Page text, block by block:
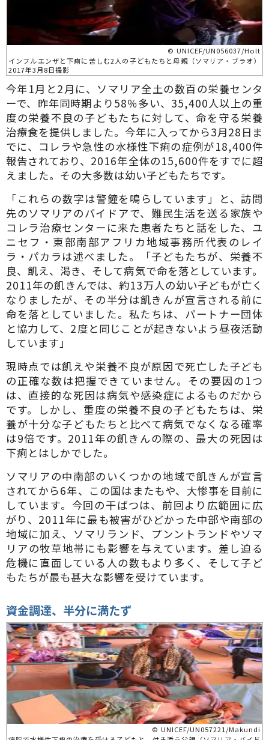
© UNICEF/UN056037/Holt
インフルエンザと下痢に苦しむ2人の子どもたちと母親（ソマリア・ブラオ）
2017年3月8日撮影
今年1月と2月に、ソマリア全土の数百の栄養センタ
ーで、昨年同時期より58％多い、35,400人以上の重
度の栄養不良の子どもたちに対して、命を守る栄養
治療食を提供しました。今年に入ってから3月28日ま
でに、コレラや急性の水様性下痢の症例が18,400件
報告されており、2016年全体の15,600件をすでに超
えました。その大多数は幼い子どもたちです。
「これらの数字は警鐘を鳴らしています」と、訪問
先のソマリアのバイドアで、難民生活を送る家族や
コレラ治療センターに来た患者たちと話をした、ユ
ニセフ・東部南部アフリカ地域事務所代表のレイ
ラ・パカラは述べました。「子どもたちが、栄養不
良、飢え、渇き、そして病気で命を落としています。
2011年の飢きんでは、約13万人の幼い子どもが亡く
なりましたが、その半分は飢きんが宣言される前に
命を落としていました。私たちは、パートナー団体
と協力して、2度と同じことが起きないよう昼夜活動
しています」
現時点では飢えや栄養不良が原因で死亡した子ども
の正確な数は把握できていません。その要因の1つ
は、直接的な死因は病気や感染症によるものだから
です。しかし、重度の栄養不良の子どもたちは、栄
養が十分な子どもたちと比べて病気でなくなる確率
は9倍です。2011年の飢きんの際の、最大の死因は
下痢とはしかでした。
ソマリアの中南部のいくつかの地域で飢きんが宣言
されてから6年、この国はまたもや、大惨事を目前に
しています。今回の干ばつは、前回より広範囲に広
がり、2011年に最も被害がひどかった中部や南部の
地域に加え、ソマリランド、プンントランドやソマ
リアの牧草地帯にも影響を与えています。差し迫る
危機に直面している人の数もより多く、そして子ど
もたちが最も甚大な影響を受けています。
資金調達、半分に満たず
© UNICEF/UN057221/Makundi